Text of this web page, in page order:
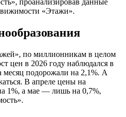
«Этажи».
по миллионникам в целом
цен в 2026 году наблюдался в
месяц подорожали на 2,1%. А
В апреле цены на
1%, а мае — лишь на 0,7%,